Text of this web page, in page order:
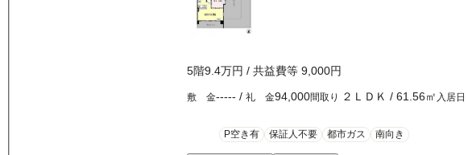
5階9.4万円 / 共益費等 9,000円
敷 金----- / 礼 金94,000間取り ２ＬＤＫ / 61.56㎡ 入居日
P空き有 保証人不要 都市ガス 南向き